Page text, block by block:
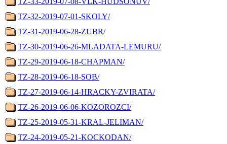
TZ-32-2019-07-01-SKOLY/
TZ-31-2019-06-28-ZUBR/
TZ-30-2019-06-26-MLADATA-LEMURU/
TZ-29-2019-06-18-CHAPMAN/
TZ-28-2019-06-18-SOB/
TZ-27-2019-06-14-HRACKY-ZVIRATA/
TZ-26-2019-06-06-KOZOROZCI/
TZ-25-2019-05-31-KRAL-JELIMAN/
TZ-24-2019-05-21-KOCKODAN/